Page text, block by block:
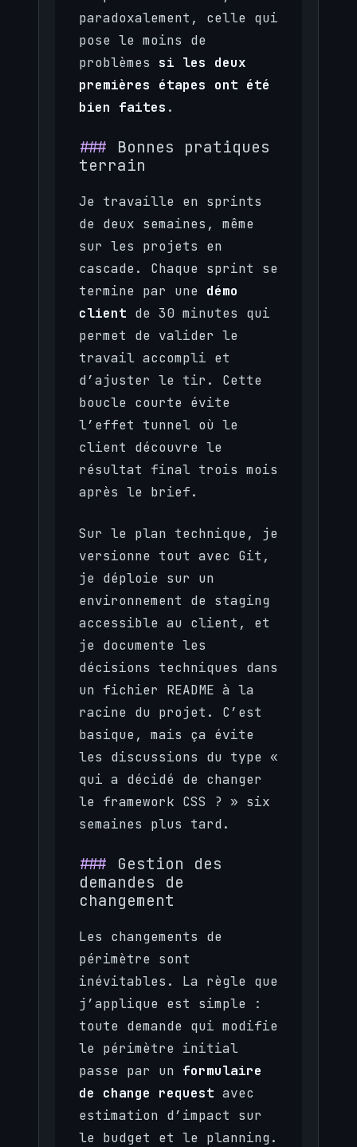
paradoxalement, celle qui
pose le moins de
problèmes si les deux
premières étapes ont été
bien faites .
Bonnes pratiques
terrain
Je travaille en sprints
de deux semaines, même
sur les projets en
cascade. Chaque sprint se
termine par une démo
client de 30 minutes qui
permet de valider le
travail accompli et
d’ajuster le tir. Cette
boucle courte évite
l’effet tunnel où le
client découvre le
résultat final trois mois
après le brief.
Sur le plan technique, je
versionne tout avec Git,
je déploie sur un
environnement de staging
accessible au client, et
je documente les
décisions techniques dans
un fichier README à la
racine du projet. C’est
basique, mais ça évite
les discussions du type «
qui a décidé de changer
le framework CSS ? » six
semaines plus tard.
Gestion des
demandes de
changement
Les changements de
périmètre sont
inévitables. La règle que
j’applique est simple :
toute demande qui modifie
le périmètre initial
passe par un formulaire
de change request avec
estimation d’impact sur
le budget et le planning.